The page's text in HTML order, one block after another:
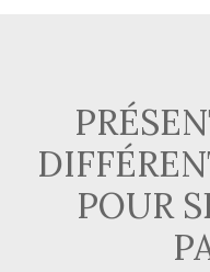
POUR